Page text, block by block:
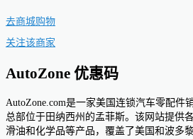
去商城购物
关注该商家
AutoZone 优惠码
AutoZone.com是一家美国连锁汽车零配件
总部位于田纳西州的孟菲斯。该网站提供
滑油和化学品等产品，覆盖了美国和波多